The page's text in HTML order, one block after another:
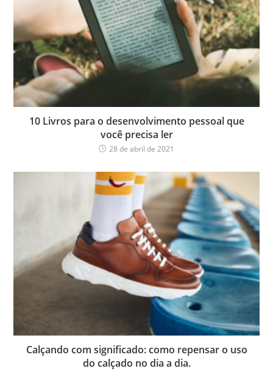
10 Livros para o desenvolvimento pessoal que
você precisa ler
28 de abril de 2021
Calçando com significado: como repensar o uso
do calçado no dia a dia.